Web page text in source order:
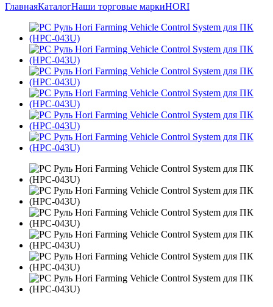
ГлавнаяКаталогНаши торговые маркиHORI